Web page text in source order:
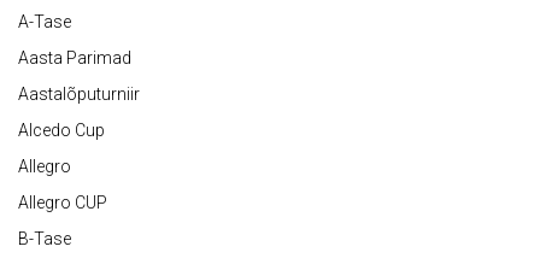
A-Tase
Aasta Parimad
Aastalõputurniir
Alcedo Cup
Allegro
Allegro CUP
B-Tase